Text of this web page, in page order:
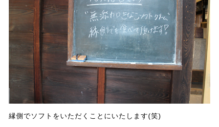
縁側でソフトをいただくことにいたします(笑)